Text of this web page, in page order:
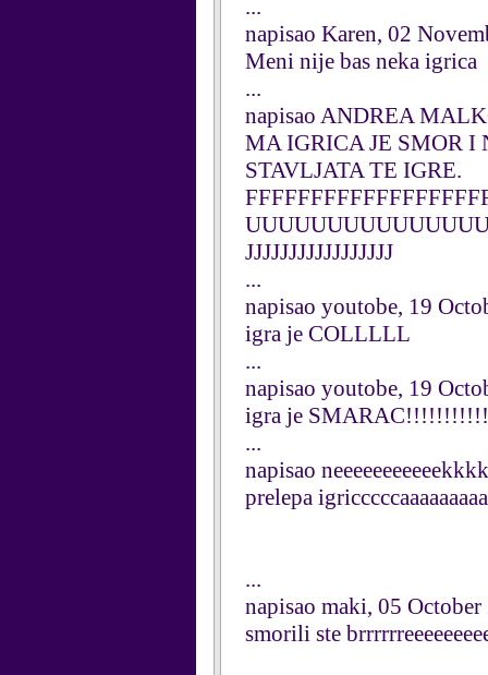
...
napisao Karen, 02
Meni nije bas neka igrica
...
napisao ANDREA
MA IGRICA JE SMOR I
STAVLJATA TE IGRE.
JJJJJJJJJJJJJJJJJ
...
napisao youtobe, 19
igra je COLLLLL
...
napisao youtobe, 19
igra je
...
napisao
prelepa
...
napisao maki, 05 October
smorili ste